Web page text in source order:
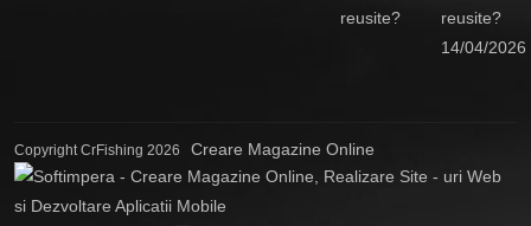
reusite?
14/04/2026
Copyright CrFishing 2026 Creare Magazine Online